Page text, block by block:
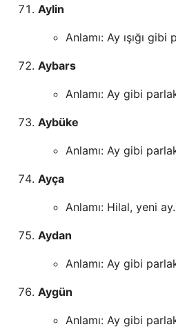
Aylin
Anlamı: Ay ışığı gibi
Aybars
Anlamı: Ay gibi
Aybüke
Anlamı: Ay gibi
Ayça
Anlamı: Hilal, yeni ay.
Aydan
Anlamı: Ay gibi
Aygün
Anlamı: Ay gibi